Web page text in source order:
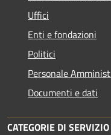
Uffici
Enti e fondazioni
Politici
Personale
Documenti e dati
CATEGORIE DI SERVIZIO